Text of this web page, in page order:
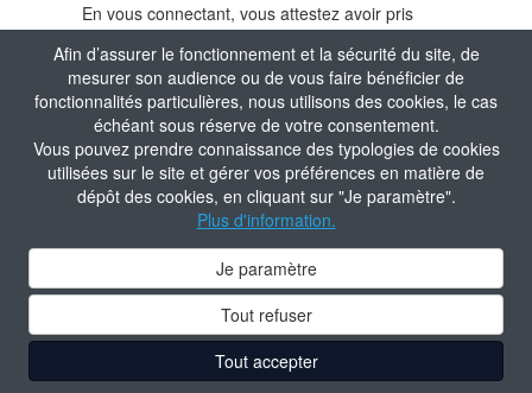
Afin d’assurer le fonctionnement et la sécurité du site, de
mesurer son audience ou de vous faire bénéficier de
fonctionnalités particulières, nous utilisons des cookies, le cas
échéant sous réserve de votre consentement.
Vous pouvez prendre connaissance des typologies de cookies
utilisées sur le site et gérer vos préférences en matière de
dépôt des cookies, en cliquant sur "Je paramètre".
Plus d'information.
Je paramètre
Tout refuser
Tout accepter
En vous connectant, vous attestez avoir pris
connaissance de laPolitique de confidentialité
du site.
Je m'identifie
Aide à la connexion